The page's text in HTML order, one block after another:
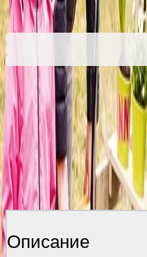
Ценa с ДДС
Описание